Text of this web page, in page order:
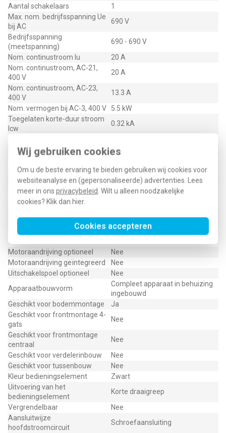
Wij gebruiken cookies
Om u de beste ervaring te bieden gebruiken wij cookies voor
websiteanalyse en (gepersonaliseerde) advertenties. Lees
meer in ons privacybeleid . Wilt u alleen noodzakelijke
cookies? Klik dan hier
Cookies accepteren
Aantal schakelaars
1
Max. nom. bedrijfsspanning Ue
bij AC
690 V
Bedrijfsspanning
(meetspanning)
690 - 690 V
Nom. continustroom Iu
20 A
Nom. continustroom, AC-21,
400 V
20 A
Nom. continustroom, AC-23,
400 V
13.3 A
Nom. vermogen bij AC-3, 400 V
5.5 kW
Toegelaten korte-duur stroom
Icw
0.32 kA
Schakelvermogen bij 400 V
5.5 kW
kortsluitstroom Iq
6 kA
Aantal polen
3
Aantal hulpcontacten als
verbreekcontact
0
maakcontact
0
Aantal hulpcontacten als
0
Motoraandrijving optioneel
Nee
Motoraandrijving geïntegreerd
Nee
Uitschakelspoel optioneel
Nee
Apparaatbouwvorm
Compleet apparaat in behuizing
ingebouwd
Geschikt voor bodemmontage
Ja
Geschikt voor frontmontage 4-
gats
Nee
Geschikt voor frontmontage
centraal
Nee
Geschikt voor verdelerinbouw
Nee
Geschikt voor tussenbouw
Nee
Kleur bedieningselement
Zwart
Uitvoering van het
bedieningselement
Korte draaigreep
Vergrendelbaar
Nee
Aansluitwijze
hoofdstroomcircuit
Schroefaansluiting